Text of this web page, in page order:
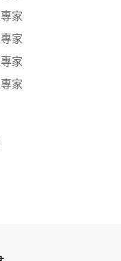
家
家
家
家